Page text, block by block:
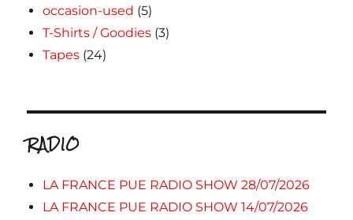
occasion-used (5)
T-Shirts / Goodies (3)
Tapes (24)
RADIO
LA FRANCE PUE RADIO SHOW 28/07/2026
LA FRANCE PUE RADIO SHOW 14/07/2026